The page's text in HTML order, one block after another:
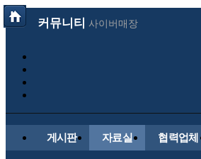
커뮤니티 사이버매장
게시판 자료실 협력업체